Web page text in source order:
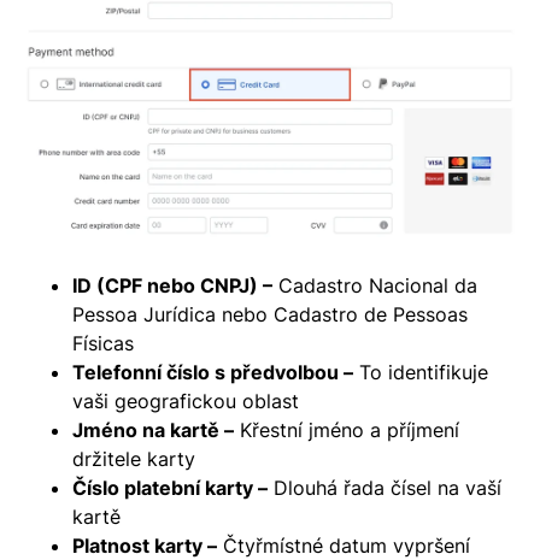
ID (CPF nebo CNPJ) – Cadastro Nacional da
Pessoa Jurídica nebo Cadastro de Pessoas
Físicas
Telefonní číslo s předvolbou – To identifikuje
vaši geografickou oblast
Jméno na kartě – Křestní jméno a příjmení
držitele karty
Číslo platební karty – Dlouhá řada čísel na vaší
kartě
Platnost karty – Čtyřmístné datum vypršení